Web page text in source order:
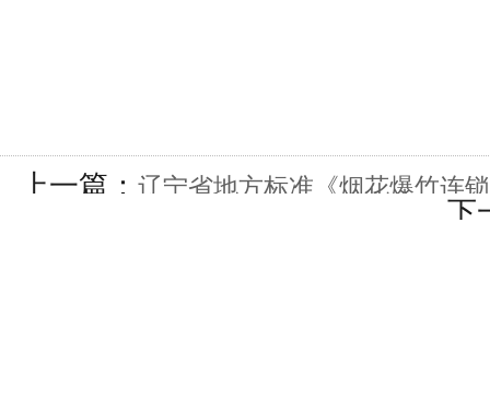
上一篇： 辽宁省地方标准《烟花爆竹连
下